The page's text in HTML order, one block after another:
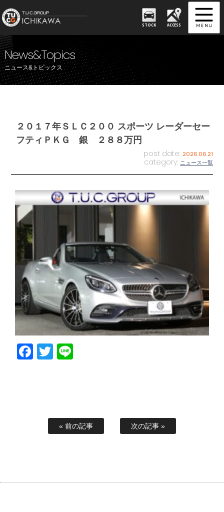
STOCK ACCESS
News&Topics
ニュース&トピックス
２０１７年ＳＬＣ２００ スポーツ レーダーセー
フティＰＫＧ 銀 ２８８万円
post date: 2026.06.21
category: ニュース一覧
Facebook
Twitter
« 前の記事 次の記事 »